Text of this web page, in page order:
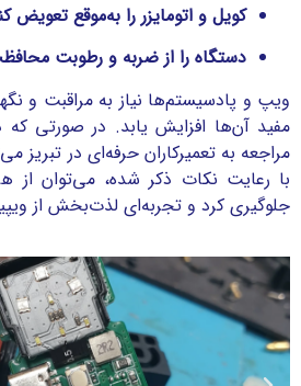
کویل و اتومایزر را به‌موقع تعویض
دستگاه را از ضربه و رطوبت
ویپ و پادسیستم‌ها نیاز به مراقبت و
مفید آن‌ها افزایش یابد. در صورتی
مراجعه به تعمیرکاران حرفه‌ای در تبریز
با رعایت نکات ذکر شده، می‌توان از
جلوگیری کرد و تجربه‌ای لذت‌بخش از